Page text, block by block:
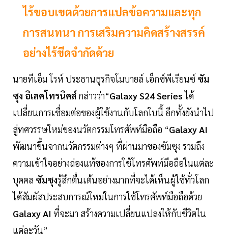
ไร้ขอบเขตด้วยการแปลข้อความและทุก
การสนทนา การเสริมความคิดสร้างสรรค์
อย่างไร้ขีดจำกัดด้วย
นายทีเอ็ม โรห์ ประธานธุรกิจโมบายล์ เอ็กซ์พีเรียนซ์ ซัม
ซุง อิเลคโทรนิคส์ กล่าวว่า“Galaxy S24 Seriesได้
เปลี่ยนการเชื่อมต่อของผู้ใช้งานกับโลกใบนี้ อีกทั้งยังนำไป
สู่ทศวรรษใหม่ของนวัตกรรมโทรศัพท์มือถือ “Galaxy AI
พัฒนาขึ้นจากนวัตกรรมต่างๆ ที่ผ่านมาของซัมซุง รวมถึง
ความเข้าใจอย่างถ่องแท้ของการใช้โทรศัพท์มือถือในแต่ละ
บุคคล ซัมซุงรู้สึกตื่นเต้นอย่างมากที่จะได้เห็นผู้ใช้ทั่วโลก
ได้สัมผัสประสบการณ์ใหม่ในการใช้โทรศัพท์มือถือด้วย
Galaxy AI ที่จะมา สร้างความเปลี่ยนแปลงให้กับชีวิตใน
แต่ละวัน”